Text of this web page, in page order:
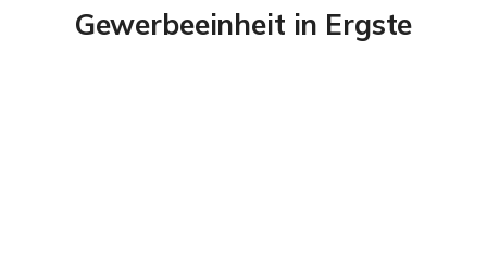
Gewerbeeinheit in Ergste